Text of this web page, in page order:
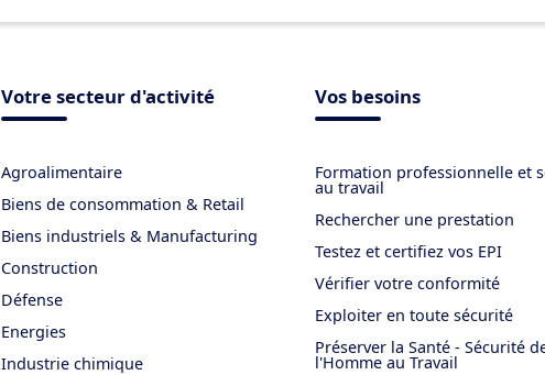
Votre secteur d'activité
Agroalimentaire
Biens de consommation & Retail
Biens industriels & Manufacturing
Construction
Défense
Energies
Industrie chimique
Vos besoins
Formation professionnelle et
au travail
Rechercher une prestation
Testez et certifiez vos EPI
Vérifier votre conformité
Exploiter en toute sécurité
Préserver la Santé - Sécurité
l'Homme au Travail